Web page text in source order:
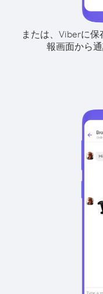
または、Viberに
報画面から